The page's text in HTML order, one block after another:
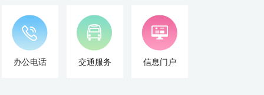
办公电话 交通服务 信息门户